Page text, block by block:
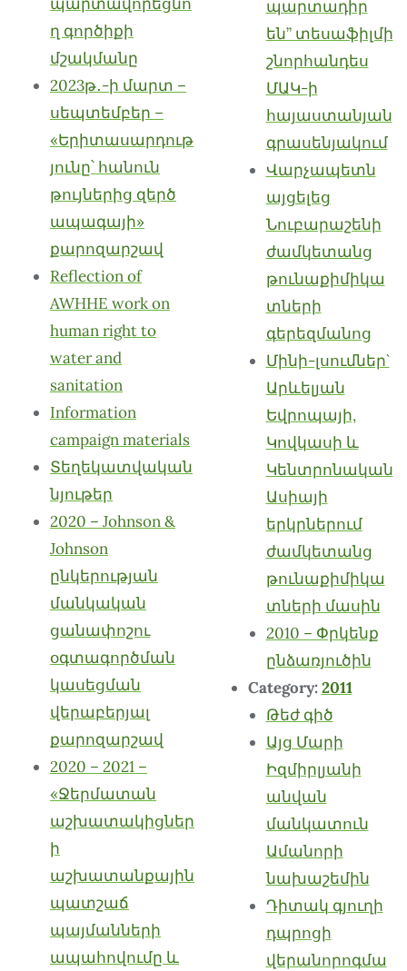
ղ գործիքի
մշակմանը
2023թ․-ի մարտ –
սեպտեմբեր –
«Երիտասարդութ
յունը՝ հանուն
թույներից զերծ
ապագայի»
քարոզարշավ
Reflection of
AWHHE work on
human right to
water and
sanitation
Information
campaign materials
Տեղեկատվական
նյութեր
2020 – Johnson &
Johnson
ընկերության
մանկական
ցանափոշու
օգտագործման
կասեցման
վերաբերյալ
քարոզարշավ
2020 – 2021 –
«Ջերմատան
աշխատակիցներ
ի
աշխատանքային
պատշաճ
պայմանների
ապահովումը և
պարտադիր
են” տեսաֆիլմի
շնորհանդես
ՄԱԿ-ի
հայաստանյան
գրասենյակում
Վարչապետն
այցելեց
Նուբարաշենի
ժամկետանց
թունաքիմիկա
տների
գերեզմանոց
Մինի-լսումներ`
Արևելյան
Եվրոպայի,
Կովկասի և
Կենտրոնական
Ասիայի
երկրներում
ժամկետանց
թունաքիմիկա
տների մասին
2010 – Փրկենք
ընձառյուծին
Category:2011
Թեժ գիծ
Այց Մարի
Իզմիրլյանի
անվան
մանկատուն
Ամանորի
նախաշեմին
Դիտակ գյուղի
դպրոցի
վերանորոգմա